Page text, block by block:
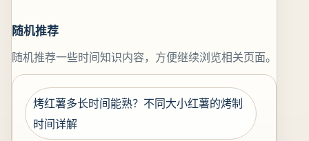
随机推荐
随机推荐一些时间知识内容，方便继续浏览相关页面。
烤红薯多长时间能熟？不同大小红薯的烤制
时间详解